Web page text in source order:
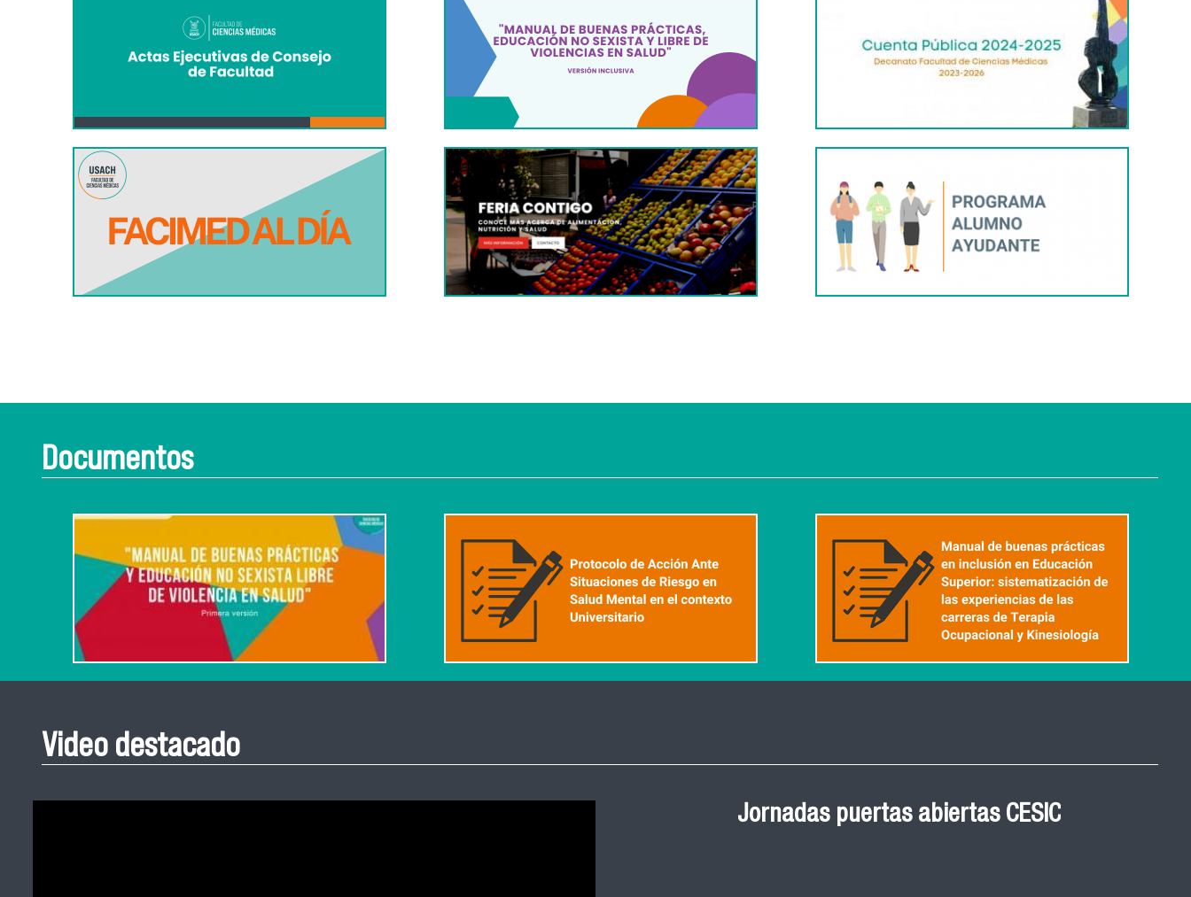
Documentos
Video destacado
Ceremonia de Graduación Magíster en